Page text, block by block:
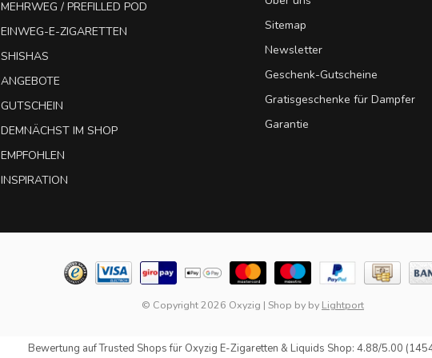
MEHRWEG / PREFILLED POD
EINWEG-E-ZIGARETTEN
SHISHAS
ANGEBOTE
GUTSCHEIN
DEMNÄCHST IM SHOP
EMPFOHLEN
INSPIRATION
Sitemap
Newsletter
Geschenk-Gutscheine
Gratisgeschenke für Dampfer
Garantie
© Copyright 2026 Oxyzig | Shop by by Lightport
Bewertung aufTrusted Shopsfür Oxyzig E-Zigaretten & Liquids Shop: 4.88/5.00